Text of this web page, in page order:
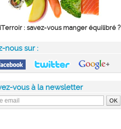
: savez-vous manger équilibré ?
nous sur :
vous à la newsletter